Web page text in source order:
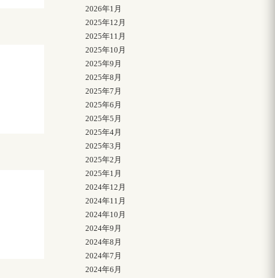
2026年1月
2025年12月
2025年11月
2025年10月
2025年9月
2025年8月
2025年7月
2025年6月
2025年5月
2025年4月
2025年3月
2025年2月
2025年1月
2024年12月
2024年11月
2024年10月
2024年9月
2024年8月
2024年7月
2024年6月